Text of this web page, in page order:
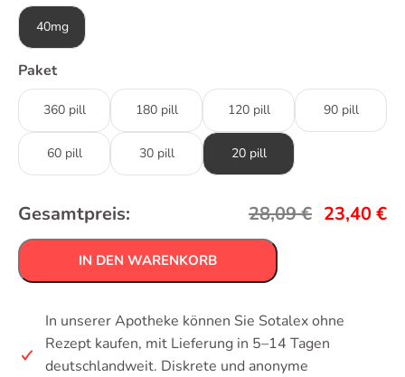
40mg
Paket
360 pill 180 pill 120 pill 90 pill
60 pill 30 pill 20 pill
Gesamtpreis: 28,09€ 23,40€
IN DEN WARENKORB
In unserer Apotheke können Sie Sotalex ohne
Rezept kaufen, mit Lieferung in 5–14 Tagen
deutschlandweit. Diskrete und anonyme